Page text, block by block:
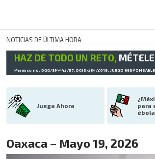
NOTICIAS DE ÚLTIMA HORA
HAZ DE TODO UN RETO,
Permiso no. DGG/SP/442/97, DGJS/234/2019. JUEGO
Juega Ahora
para
Oaxaca – Mayo 19, 2026